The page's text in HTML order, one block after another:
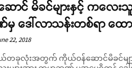
ာင် မိခင်များနှင့် ကလ
မှ ဒေါ်လာသန်းတစ်ရာ ထ
22, 2018
ယ်တခုလုံးအတွက် ကိုယ်ဝန်ဆောင်မိခင်မျ